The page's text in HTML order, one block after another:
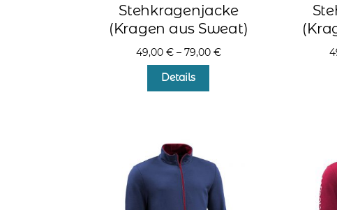
Stehkragenjacke
(Kragen aus Sweat)
49,00 €– 79,00 €
Details
Die
Optionen
können
auf